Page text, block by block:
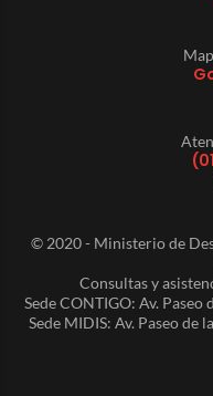
© 2020 - Ministerio de
Consultas y
Sede CONTIGO: Av.
Sede MIDIS: Av. Paseo de